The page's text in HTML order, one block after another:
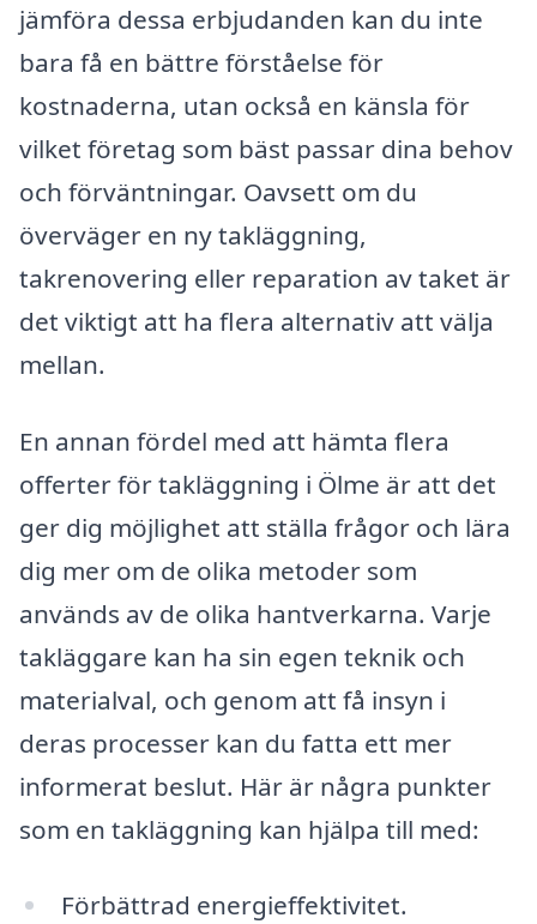
jämföra dessa erbjudanden kan du inte
bara få en bättre förståelse för
kostnaderna, utan också en känsla för
vilket företag som bäst passar dina behov
och förväntningar. Oavsett om du
överväger en ny takläggning,
takrenovering eller reparation av taket är
det viktigt att ha flera alternativ att välja
mellan.
En annan fördel med att hämta flera
offerter för takläggning i Ölme är att det
ger dig möjlighet att ställa frågor och lära
dig mer om de olika metoder som
används av de olika hantverkarna. Varje
takläggare kan ha sin egen teknik och
materialval, och genom att få insyn i
deras processer kan du fatta ett mer
informerat beslut. Här är några punkter
som en takläggning kan hjälpa till med:
Förbättrad energieffektivitet.